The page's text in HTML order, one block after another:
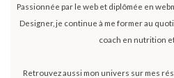
Passionnée par le web et diplômée en
Designer, je continue à me former au
coach en nutrition
Retrouvez aussi mon univers sur mes